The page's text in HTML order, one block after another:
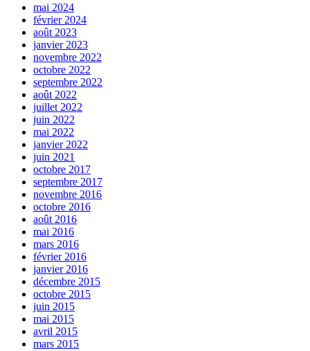
mai 2024
février 2024
août 2023
janvier 2023
novembre 2022
octobre 2022
septembre 2022
août 2022
juillet 2022
juin 2022
mai 2022
janvier 2022
juin 2021
octobre 2017
septembre 2017
novembre 2016
octobre 2016
août 2016
mai 2016
mars 2016
février 2016
janvier 2016
décembre 2015
octobre 2015
juin 2015
mai 2015
avril 2015
mars 2015